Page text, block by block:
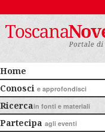
Home
Conosci e approfondisci
Ricercain fonti e materiali
Partecipa agli eventi